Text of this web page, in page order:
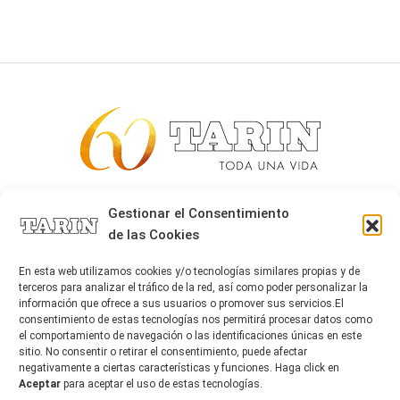
Gestionar el Consentimiento
de las Cookies
En esta web utilizamos cookies y/o tecnologías similares propias y de
terceros para analizar el tráfico de la red, así como poder personalizar la
información que ofrece a sus usuarios o promover sus servicios.El
consentimiento de estas tecnologías nos permitirá procesar datos como
el comportamiento de navegación o las identificaciones únicas en este
sitio. No consentir o retirar el consentimiento, puede afectar
negativamente a ciertas características y funciones. Haga click en
Aceptar para aceptar el uso de estas tecnologías.
Alta joyería desde 1963
Tarín Magazine
Contacto